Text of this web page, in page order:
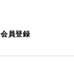
会員登録